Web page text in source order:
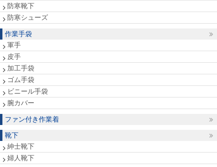
防寒靴下
防寒シューズ
作業手袋
軍手
皮手
加工手袋
ゴム手袋
ビニール手袋
腕カバー
ファン付き作業着
靴下
紳士靴下
婦人靴下